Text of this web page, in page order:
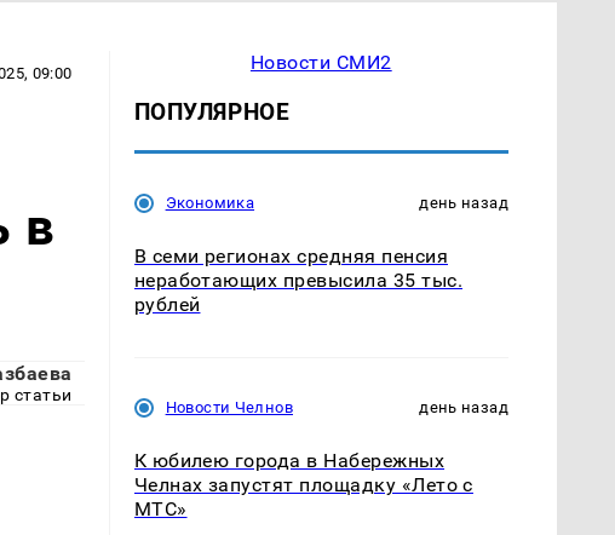
09:00
в
статьи
Новости СМИ2
ПОПУЛЯРНОЕ
Экономика день назад
В семи регионах средняя пенсия
неработающих превысила 35 тыс.
рублей
Новости Челнов день назад
К юбилею города в Набережных
Челнах запустят площадку «Лето с
МТС»